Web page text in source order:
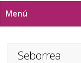
Menú
Seborrea